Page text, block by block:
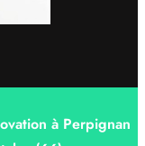
à Perpignan